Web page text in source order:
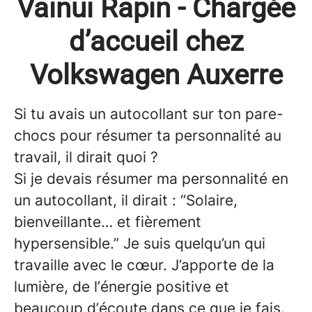
Vainui Rapin - Chargée
d’accueil chez
Volkswagen Auxerre
Si tu avais un autocollant sur ton pare-
chocs pour résumer ta personnalité au
travail, il dirait quoi ?
Si je devais résumer ma personnalité en
un autocollant, il dirait : “Solaire,
bienveillante… et fièrement
hypersensible.” Je suis quelqu’un qui
travaille avec le cœur. J’apporte de la
lumière, de l’énergie positive et
beaucoup d’écoute dans ce que je fais.